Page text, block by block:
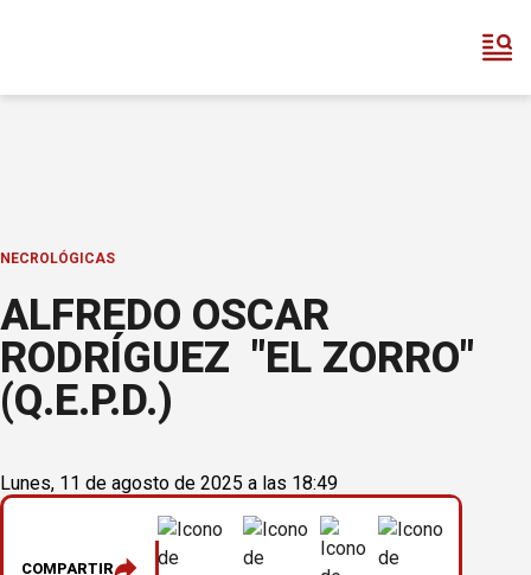
NECROLÓGICAS
ALFREDO OSCAR
RODRÍGUEZ "EL ZORRO"
(Q.E.P.D.)
Lunes, 11 de agosto de 2025 a las 18:49
COMPARTIR